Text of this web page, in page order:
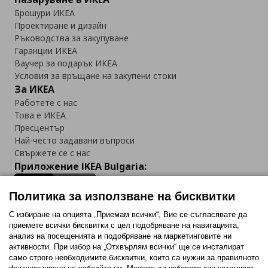
Брошури ИКЕА
Проектиране и дизайн
Ръководства за закупуване
Гаранции ИКЕА
Ваучер за подарък ИКЕА
Условия за връщане на закупени стоки
За ИКЕА
Работете с нас
Това е ИКЕА
Пресцентър
Най-често задавани въпроси
Свържете се с нас
Приложение IKEA Bulgaria:
Последвайте ни:
FacebookTwitterYoutubePinterestInstagram
Политика за използване на бисквитки
С избиране на опцията „Приемам всички“, Вие се съгласявате да
приемете всички бисквитки с цел подобряване на навигацията,
анализ на посещенията и подобряване на маркетинговите ни
активности. При избор на „Отхвърлям всички“ ще се инсталират
само строго необходимитe бисквитки, които са нужни за правилното